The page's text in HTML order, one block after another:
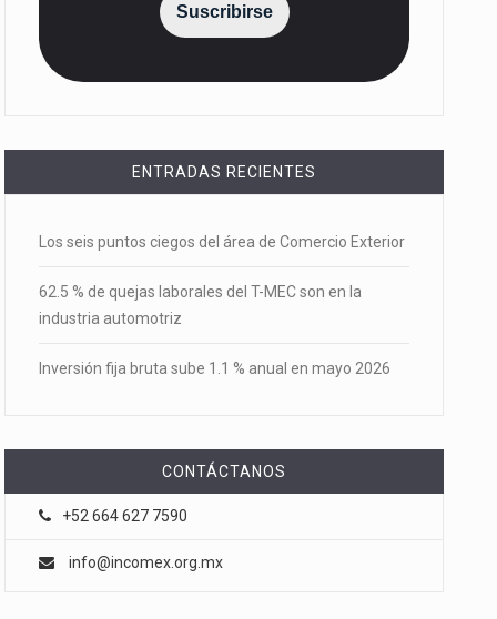
Suscribirse
ENTRADAS RECIENTES
Los seis puntos ciegos del área de Comercio Exterior
62.5 % de quejas laborales del T-MEC son en la
industria automotriz
Inversión fija bruta sube 1.1 % anual en mayo 2026
CONTÁCTANOS
+52 664 627 7590
info@incomex.org.mx